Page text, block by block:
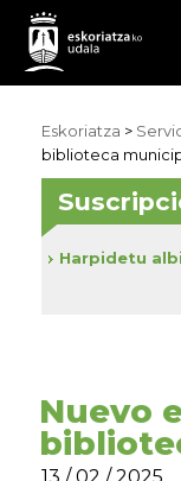
Eskoriatza >
biblioteca
Nuevo
Harpidetu